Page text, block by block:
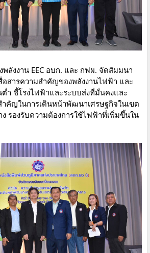
ลังงาน EEC อบก. และ กฟผ. จัดสัมมนา
สารความสำคัญของพลังงานไฟฟ้า และ
ำ ชี้โรงไฟฟ้าและระบบส่งที่มั่นคงและ
ำคัญในการเดินหน้าพัฒนาเศรษฐกิจในเขต
รองรับความต้องการใช้ไฟฟ้าที่เพิ่มขึ้นใน